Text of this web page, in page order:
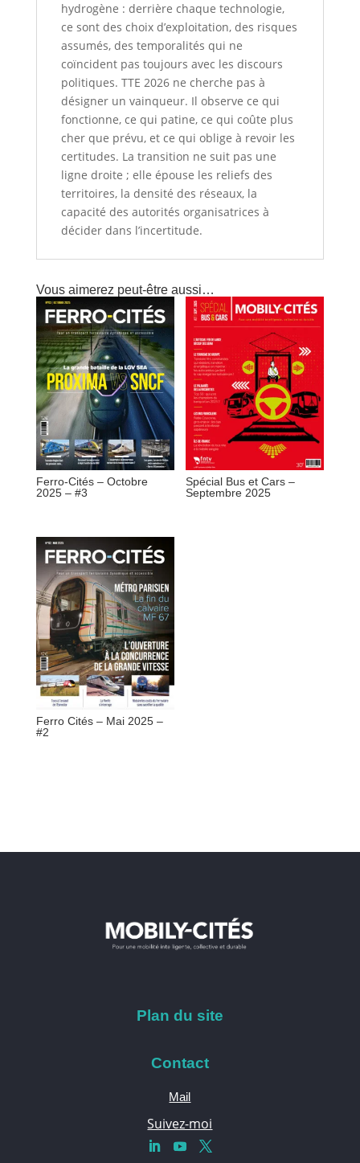
hydrogène : derrière chaque technologie,
ce sont des choix d’exploitation, des risques
assumés, des temporalités qui ne
coïncident pas toujours avec les discours
politiques. TTE 2026 ne cherche pas à
désigner un vainqueur. Il observe ce qui
fonctionne, ce qui patine, ce qui coûte plus
cher que prévu, et ce qui oblige à revoir les
certitudes. La transition ne suit pas une
ligne droite ; elle épouse les reliefs des
territoires, la densité des réseaux, la
capacité des autorités organisatrices à
décider dans l’incertitude.
Vous aimerez peut-être aussi…
Ferro-Cités – Octobre
2025 – #3
Spécial Bus et Cars –
Septembre 2025
Ferro Cités – Mai 2025 –
#2
Plan du site
Contact
Mail
Suivez-moi